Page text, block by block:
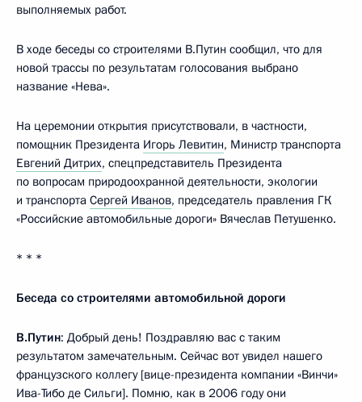
выполняемых работ.
В ходе беседы со строителями В.Путин сообщил, что для
новой трассы по результатам голосования выбрано
название «Нева».
На церемонии открытия присутствовали, в частности,
помощник Президента Игорь Левитин, Министр транспорта
Евгений Дитрих, спецпредставитель Президента
по вопросам природоохранной деятельности, экологии
и транспорта Сергей Иванов, председатель правления ГК
«Российские автомобильные дороги» Вячеслав Петушенко.
* * *
Беседа со строителями автомобильной дороги
В.Путин: Добрый день! Поздравляю вас с таким
результатом замечательным. Сейчас вот увидел нашего
французского коллегу [вице-президента компании «Винчи»
Ива-Тибо де Сильги]. Помню, как в 2006 году они